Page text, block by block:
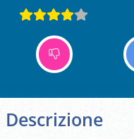
Descrizione